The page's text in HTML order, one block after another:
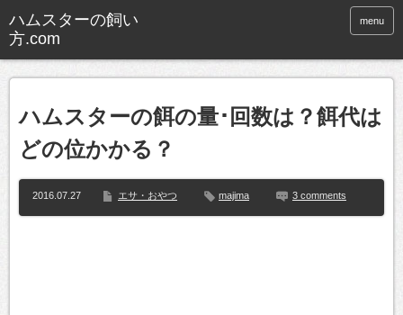
ハムスターの飼い
方.com
menu
ハムスターの餌の量･回数は？餌代は
どの位かかる？
2016.07.27 エサ・おやつ majima 3 comments